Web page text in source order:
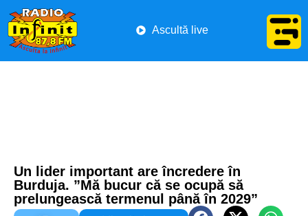
Ascultă live
Un lider important are încredere în
Burduja. ”Mă bucur că se ocupă să
prelungească termenul până în 2029”